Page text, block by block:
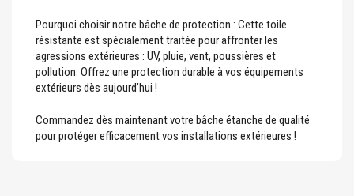
Pourquoi choisir notre bâche de protection : Cette toile
résistante est spécialement traitée pour affronter les
agressions extérieures : UV, pluie, vent, poussières et
pollution. Offrez une protection durable à vos équipements
extérieurs dès aujourd’hui !
Commandez dès maintenant votre bâche étanche de qualité
pour protéger efficacement vos installations extérieures !